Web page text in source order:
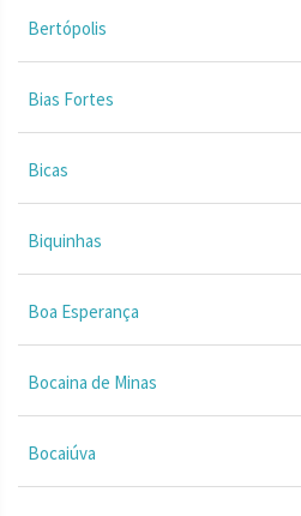
Bertópolis
Bias Fortes
Bicas
Biquinhas
Boa Esperança
Bocaina de Minas
Bocaiúva